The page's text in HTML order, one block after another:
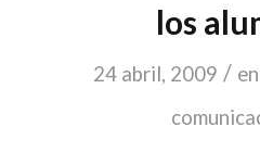
los
24 abril, 2009 / en